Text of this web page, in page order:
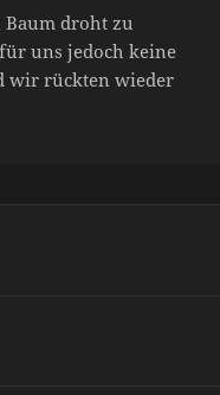
Baum droht zu
uns jedoch keine
wir rückten wieder